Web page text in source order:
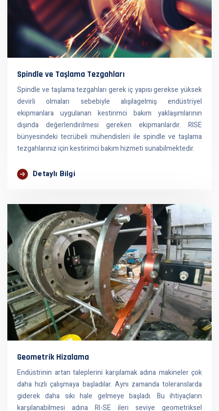
Spindle ve Taşlama Tezgahları
Spindle ve taşlama tezgahları gerek iç yapısı gerekse yüksek
devirli olmaları sebebiyle alışılagelmiş endüstriyel
ekipmanlara uygulanan kestirimci bakım yaklaşımlarının
dışında değerlendirilmesi gereken ekipmanlardır. RISE
bünyesindeki tecrübeli mühendisleri ile spindle ve taşlama
tezgahlarınız için kestirimci bakım hizmeti sunabilmektedir.
Detaylı Bilgi
Geometrik Hizalama
Endüstrinin artan taleplerini karşılamak adına makineler çok
daha hızlı çalışmaya başladılar. Aynı zamanda toleranslarda
giderek daha sıkı hale gelmeye başladı. Bu ihtiyaçların
karşılanabilmesi adına RI-SE ileri seviye geometriksel